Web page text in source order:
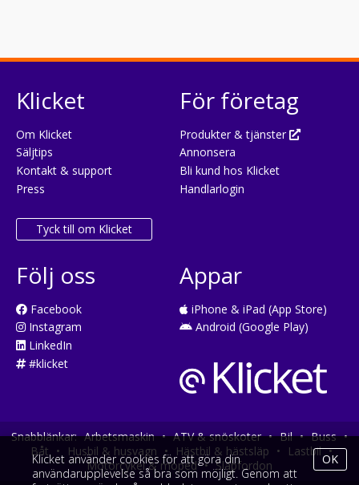
Klicket
Om Klicket
Säljtips
Kontakt & support
Press
Tyck till om Klicket
För företag
Produkter & tjänster
Annonsera
Bli kund hos Klicket
Handlarlogin
Följ oss
Facebook
Instagram
LinkedIn
#klicket
Appar
iPhone & iPad (App Store)
Android (Google Play)
Snabblänkar: Arbetsmaskin • ATV & snöskoter • Bil • Buss •
Båt • Husbil & husvagn • Hästbil & hästsläp • Lastbil •
Motorcykel & moped • Släpfordon
Klicket använder cookies för att göra din
användarupplevelse så bra som möjligt. Genom att
OK